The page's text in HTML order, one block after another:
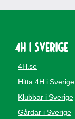
4H i Sverige
4H.se
Hitta 4H i Sverige
Klubbar i Sverige
Gårdar i Sverige